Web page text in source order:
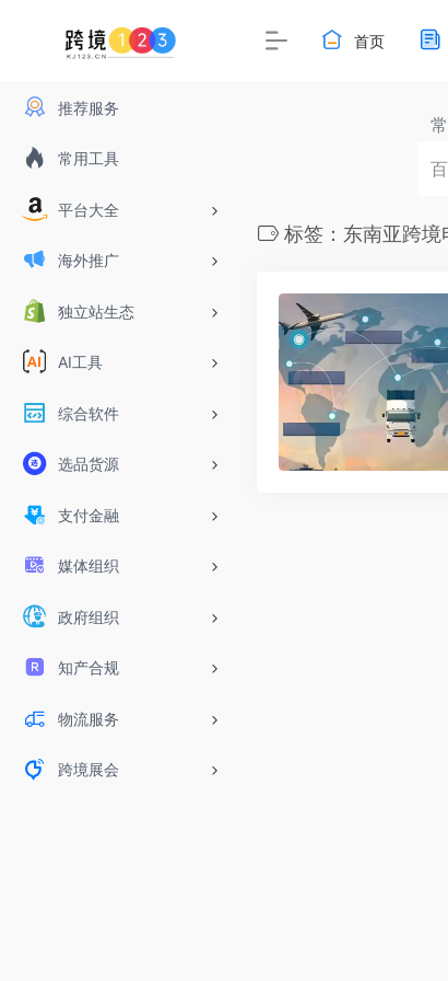
推荐服务
常用工具
平台大全
海外推广
独立站生态
AI工具
综合软件
选品货源
支付金融
媒体组织
政府组织
知产合规
物流服务
跨境展会
首页
标签：东南亚跨